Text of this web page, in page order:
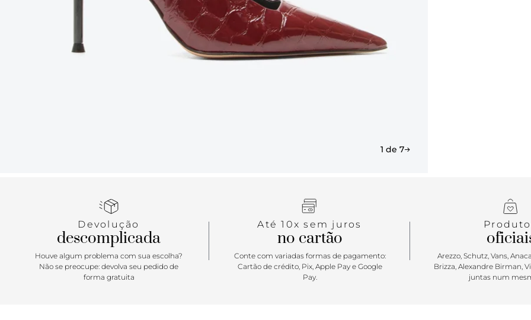
1 de 7
Devolução
descomplicada
Houve algum problema com sua escolha?
Não se preocupe: devolva seu pedido de
forma gratuita
Até 10x sem juros
no cartão
Conte com variadas formas de pagamento:
Cartão de crédito, Pix, Apple Pay e Google
Pay.
Arezzo, Schutz, Vans,
Brizza, Alexandre Birman,
juntas num